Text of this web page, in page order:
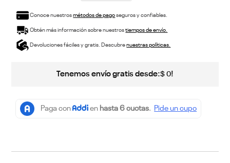
Conoce nuestrosmétodos de pagoseguros y confiables.
Obtén más información sobre nuestrostiempos de envío.
Devoluciones fáciles y gratis. Descubrenuestras políticas.
Tenemos envío gratis desde:$ 0!